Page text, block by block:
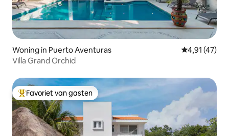
Woning in Puerto Aventuras Gemiddelde
4,91 (47)
Villa Grand Orchid
Topfavoriet van gasten
Favoriet van gasten